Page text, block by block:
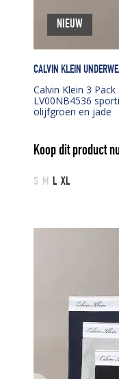
CALVIN KLEIN
Calvin Klein 3
LV00NB4536
olijfgroen en jade
Koop dit product
S M L XL
NIEUW